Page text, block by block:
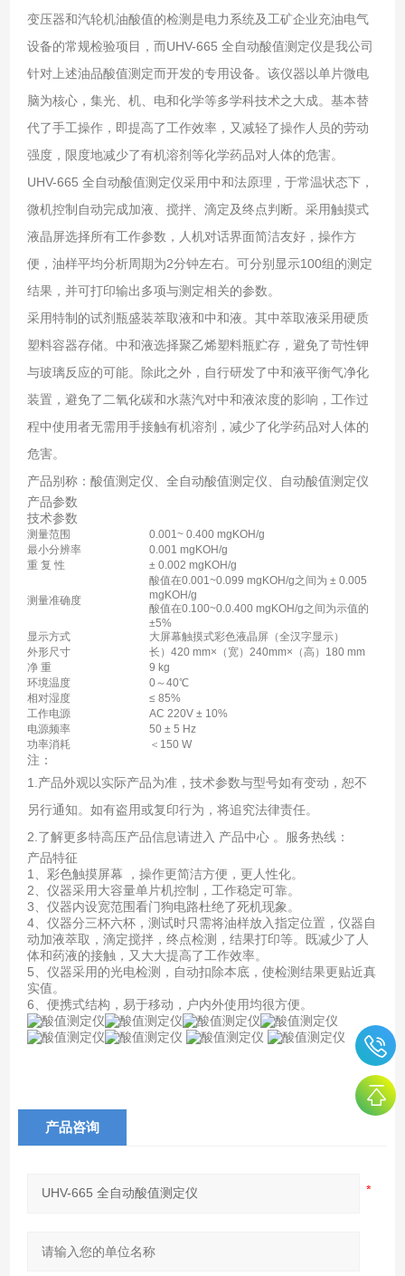
变压器和汽轮机油酸值的检测是电力系统及工矿企业充油电气
设备的常规检验项目，而UHV-665 全自动酸值测定仪是我公司
针对上述油品酸值测定而开发的专用设备。该仪器以单片微电
脑为核心，集光、机、电和化学等多学科技术之大成。基本替
代了手工操作，即提高了工作效率，又减轻了操作人员的劳动
强度，限度地减少了有机溶剂等化学药品对人体的危害。
UHV-665 全自动酸值测定仪采用中和法原理，于常温状态下，
微机控制自动完成加液、搅拌、滴定及终点判断。采用触摸式
液晶屏选择所有工作参数，人机对话界面简洁友好，操作方
便，油样平均分析周期为2分钟左右。可分别显示100组的测定
结果，并可打印输出多项与测定相关的参数。
采用特制的试剂瓶盛装萃取液和中和液。其中萃取液采用硬质
塑料容器存储。中和液选择聚乙烯塑料瓶贮存，避免了苛性钾
与玻璃反应的可能。除此之外，自行研发了中和液平衡气净化
装置，避免了二氧化碳和水蒸汽对中和液浓度的影响，工作过
程中使用者无需用手接触有机溶剂，减少了化学药品对人体的
危害。
产品别称：酸值测定仪、全自动酸值测定仪、自动酸值测定仪
产品参数
技术参数
测量范围
0.001~ 0.400 mgKOH/g
最小分辨率
0.001 mgKOH/g
重 复 性
± 0.002 mgKOH/g
测量准确度
酸值在0.001~0.099 mgKOH/g之间为 ± 0.005
mgKOH/g
酸值在0.100~0.0.400 mgKOH/g之间为示值的
±5%
显示方式
大屏幕触摸式彩色液晶屏（全汉字显示）
外形尺寸
长）420 mm×（宽）240mm×（高）180 mm
净 重
9 kg
环境温度
0～40℃
相对湿度
≤ 85%
工作电源
AC 220V ± 10%
电源频率
50 ± 5 Hz
功率消耗
＜150 W
注：
1.产品外观以实际产品为准，技术参数与型号如有变动，恕不
另行通知。如有盗用或复印行为，将追究法律责任。
2.了解更多特高压产品信息请进入 产品中心 。服务热线：
产品特征
1、彩色触摸屏幕 ，操作更简洁方便，更人性化。
2、仪器采用大容量单片机控制，工作稳定可靠。
3、仪器内设宽范围看门狗电路杜绝了死机现象。
4、仪器分三杯六杯，测试时只需将油样放入指定位置，仪器自
动加液萃取，滴定搅拌，终点检测，结果打印等。既减少了人
体和药液的接触，又大大提高了工作效率。
5、仪器采用的光电检测，自动扣除本底，使检测结果更贴近真
实值。
6、便携式结构，易于移动，户内外使用均很方便。
产品咨询